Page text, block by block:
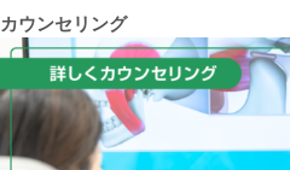
カウンセリング